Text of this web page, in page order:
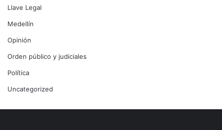
Llave Legal
Medellín
Opinión
Orden público y judiciales
Política
Uncategorized